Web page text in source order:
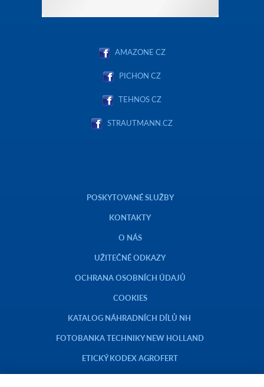
AMAZONE CZ
PICHON CZ
TEHNOS CZ
STRAUTMANN.CZ
POSKYTOVANÉ SLUŽBY
KONTAKTY
O NÁS
UŽITEČNÉ ODKAZY
OCHRANA OSOBNÍCH ÚDAJŮ
COOKIES
KATALOG NÁHRADNÍCH DÍLŮ NH
FOTOBANKA TECHNIKY NEW HOLLAND
ETICKÝ KODEX AGROFERT